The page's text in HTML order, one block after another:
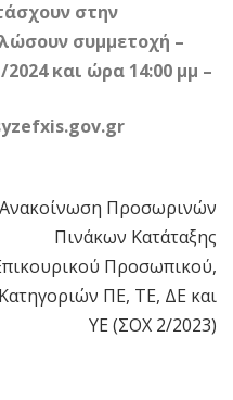
στην
συμμετοχή –
και ώρα 14:00 μμ –
Ανακοίνωση Προσωρινών
Πινάκων Κατάταξης
Προσωπικού,
Κατηγοριών ΠΕ, ΤΕ, ΔΕ και
ΥΕ (ΣΟΧ 2/2023)